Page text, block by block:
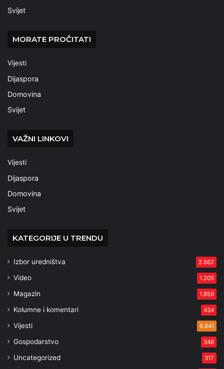
Svijet
MORATE PROČITATI
Vijesti
Dijaspora
Domovina
Svijet
VAŽNI LINKOVI
Vijesti
Dijaspora
Domovina
Svijet
KATEGORIJE U TRENDU
Izbor uredništva 2.562
Video 1.205
Magazin 1.859
Kolumne i komentari 434
Vijesti 6.841
Gospodarstvo 348
Uncategorized 317